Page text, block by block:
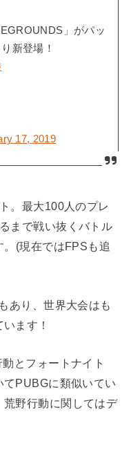
」がパッ
新登場！
17, 2019
。最大100人のプレ
まで戦い抜くバトル
。(現在ではFPSも追
あり、世界大会はも
ます！
とフォートナイト
PUBGに類似いてい
荒野行動に関してはデ